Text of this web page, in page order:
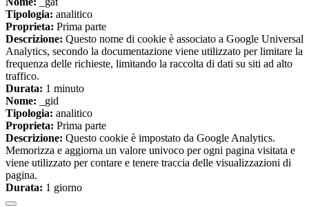
Tipologia: analitico
Proprieta: Prima parte
Descrizione: Questo nome di cookie è associato a Google Universal
Analytics, secondo la documentazione viene utilizzato per limitare la
frequenza delle richieste, limitando la raccolta di dati su siti ad alto
traffico.
Durata: 1 minuto
Nome: _gid
Tipologia: analitico
Proprieta: Prima parte
Descrizione: Questo cookie è impostato da Google Analytics.
Memorizza e aggiorna un valore univoco per ogni pagina visitata e
viene utilizzato per contare e tenere traccia delle visualizzazioni di
pagina.
Durata: 1 giorno